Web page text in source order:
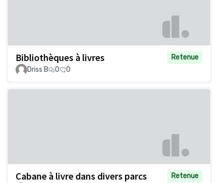
Bibliothèques à livres
Retenue
Driss B
0 0
Cabane à livre dans divers parcs
Retenue